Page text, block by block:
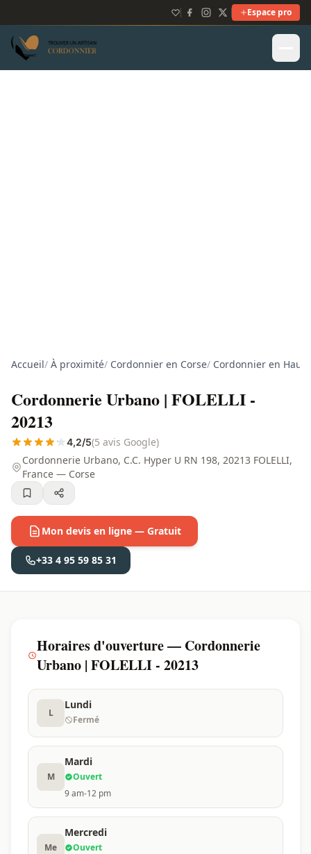
Espace pro
Accueil/ À proximité/ Cordonnier en Corse/ Cordonnier en
Cordonnerie Urbano | FOLELLI -
20213
4,2/5(5 avis Google)
Cordonnerie Urbano, C.C. Hyper U RN 198, 20213 FOLELLI,
France — Corse
Mon devis en ligne — Gratuit
+33 4 95 59 85 31
Horaires d'ouverture — Cordonnerie
Urbano | FOLELLI - 20213
L
Lundi
Fermé
M
Mardi
Ouvert
9 am-12 pm
Me
Mercredi
Ouvert